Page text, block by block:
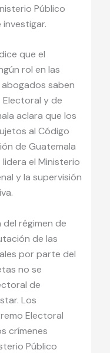
Público
que el
rol en las
saben
y de
aclara que los
al Código
de Guatemala
el Ministerio
y la supervisión
del régimen de
de las
por parte del
no se
de
Los
Electoral
crímenes
Público